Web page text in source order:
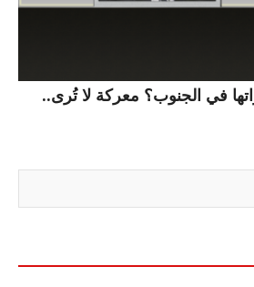
في الجنوب؟ معركة لا تُرى..